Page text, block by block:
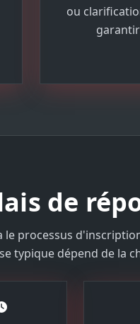
ou
de
le processus
typique dépend de la